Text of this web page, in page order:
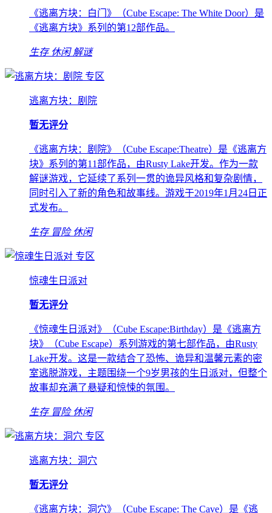
《逃离方块：白门》（Cube Escape: The White Door）是
《逃离方块》系列的第12部作品。
生存 休闲 解谜
专区
逃离方块：剧院
暂无评分
《逃离方块：剧院》（Cube Escape:Theatre）是《逃离方
块》系列的第11部作品，由Rusty Lake开发。作为一款
解谜游戏，它延续了系列一贯的诡异风格和复杂剧情，
同时引入了新的角色和故事线。游戏于2019年1月24日正
式发布。
生存 冒险 休闲
专区
惊魂生日派对
暂无评分
《惊魂生日派对》（Cube Escape:Birthday）是《逃离方
块》（Cube Escape）系列游戏的第七部作品，由Rusty
Lake开发。这是一款结合了恐怖、诡异和温馨元素的密
室逃脱游戏，主题围绕一个9岁男孩的生日派对，但整个
故事却充满了悬疑和惊悚的氛围。
生存 冒险 休闲
专区
逃离方块：洞穴
暂无评分
《逃离方块：洞穴》（Cube Escape: The Cave）是《逃